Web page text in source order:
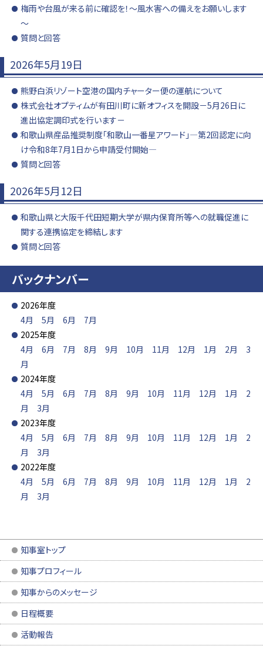
梅雨や台風が来る前に確認を！～風水害への備えをお願いします
～
質問と回答
2026年5月19日
熊野白浜リゾート空港の国内チャーター便の運航について
株式会社オプティムが有田川町に新オフィスを開設－5月26日に
進出協定調印式を行います－
和歌山県産品推奨制度「和歌山一番星アワード」―第2回認定に向
け令和8年7月1日から申請受付開始―
質問と回答
2026年5月12日
和歌山県と大阪千代田短期大学が県内保育所等への就職促進に
関する連携協定を締結します
質問と回答
バックナンバー
2026年度
4月
5月 6月
7月
2025年度
4月
6月 7月 8月 9月 10月 11月 12月 1月 2月
3
月
2024年度
4月
5月 6月 7月 8月 9月 10月 11月 12月 1月
2
月
3月
2023年度
4月
5月 6月 7月 8月 9月 10月 11月 12月 1月
2
月
3月
2022年度
4月
5月 6月 7月 8月 9月 10月 11月 12月 1月
2
月
3月
知事室トップ
知事プロフィール
知事からのメッセージ
日程概要
活動報告